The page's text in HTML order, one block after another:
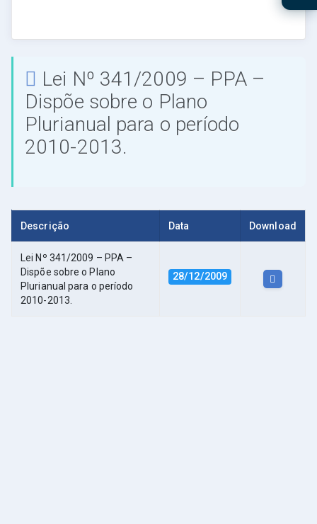
Lei Nº 341/2009 – PPA –
Dispõe sobre o Plano
Plurianual para o período
2010-2013.
Descrição Data Download
Lei Nº 341/2009 – PPA –
Dispõe sobre o Plano
Plurianual para o período
2010-2013.
28/12/2009